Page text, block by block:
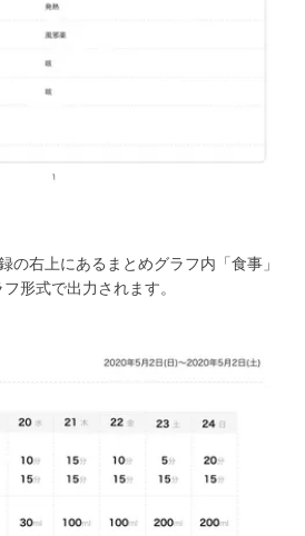
の右上にあるまとめグラフ内「食事」
形式で出力されます。